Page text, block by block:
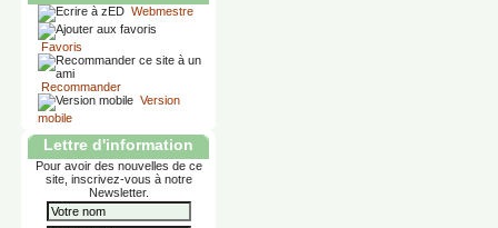
Webmestre
Favoris
Recommander
Version
mobile
Lettre d'information
Pour avoir des nouvelles de ce
site, inscrivez-vous à notre
Newsletter.